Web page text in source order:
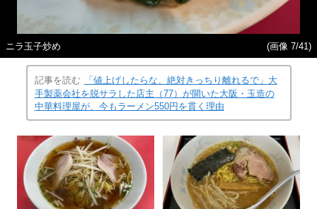
ニラ玉子炒め (画像 7/41)
記事を読む
「値上げしたらな、絶対きっちり離れるで」大
手製薬会社を脱サラした店主（77）が開いた大阪・玉造の
中華料理屋が、今もラーメン550円を貫く理由